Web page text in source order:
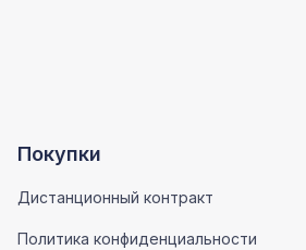
Покупки
Дистанционный контракт
Политика конфиденциальности